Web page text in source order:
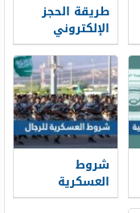
طريقة الحجز
الإلكتروني
سكني 1448
وشروط الحجز
شروط
العسكرية
للرجال 1448